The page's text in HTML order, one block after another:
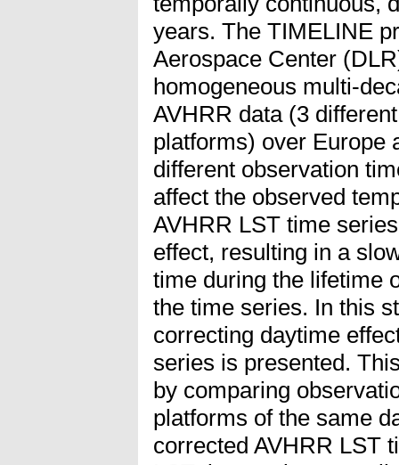
years. The TIMELINE
Aerospace Center
homogeneous multi-
AVHRR data (3
platforms) over Europe
different observation
affect the observed
AVHRR LST time
effect, resulting in a
time during the lifetime
the time series. In this
correcting daytime
series is presented.
by comparing
platforms of the same
corrected AVHRR LST